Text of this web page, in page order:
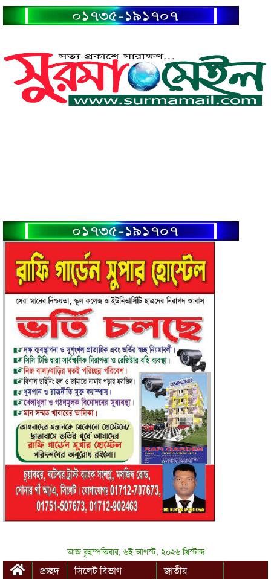
আজ বৃহস্পতিবার, ৬ই আগস্ট, ২০২৬ খ্রিস্টাব্দ
প্রচ্ছদ
সিলেট বিভাগ
জাতীয়